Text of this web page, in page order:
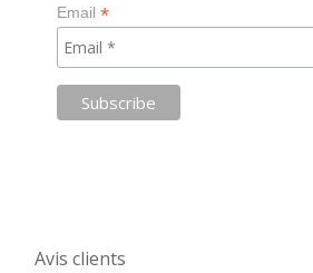
Email*
Avis clients